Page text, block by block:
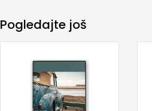
Pogledajte još